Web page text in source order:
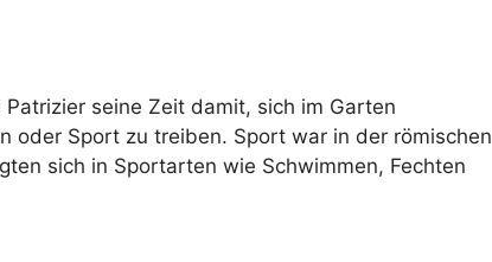
seine Zeit damit, sich im Garten
oder Sport zu treiben. Sport war in der römischen
sich in Sportarten wie Schwimmen, Fechten